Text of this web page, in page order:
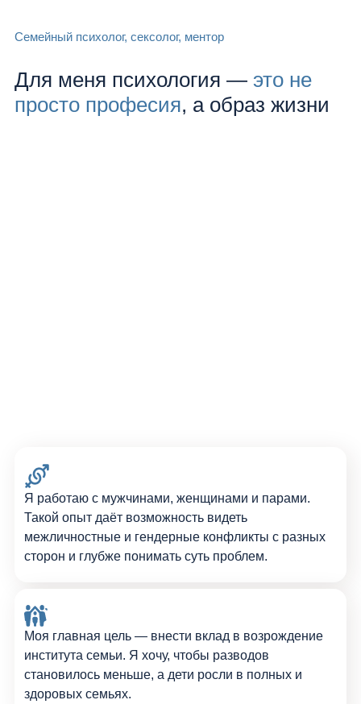
Семейный психолог, сексолог, ментор
Для меня психология — это не
просто професия, а образ жизни
Я работаю с мужчинами, женщинами и парами.
Такой опыт даёт возможность видеть
межличностные и гендерные конфликты с разных
сторон и глубже понимать суть проблем.
Моя главная цель — внести вклад в возрождение
института семьи. Я хочу, чтобы разводов
становилось меньше, а дети росли в полных и
здоровых семьях.